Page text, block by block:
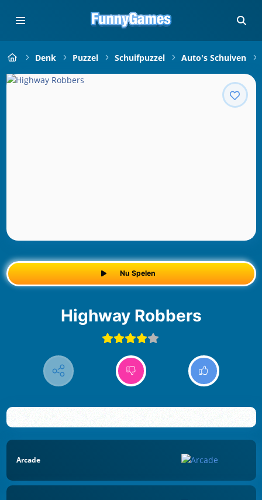
Denk Puzzel Schuifpuzzel Auto's Schuiven
Nu Spelen
Highway Robbers
Arcade